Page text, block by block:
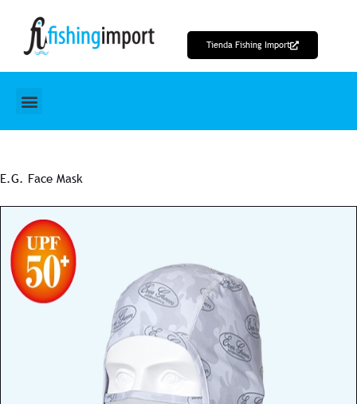
contenido
Tienda Fishing Import
E.G. Face Mask